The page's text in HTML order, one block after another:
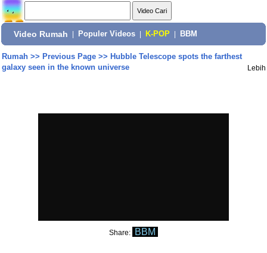
Video Rumah Populer Videos K-POP BBM
Rumah>> Previous Page>> Hubble Telescope spots the farthest
galaxy seen in the known universe
Lebih
Share: BBM